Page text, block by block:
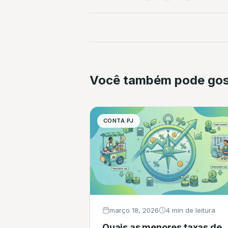
Você também pode
CONTA PJ
março 18, 2026 4 min de leitura